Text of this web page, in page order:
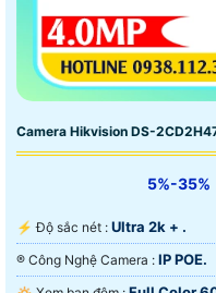
Camera Hikvision DS-
5%-35%
️⚡ Độ sắc nét : Ultra 2k + .
®️ Công Nghệ Camera : IP POE.